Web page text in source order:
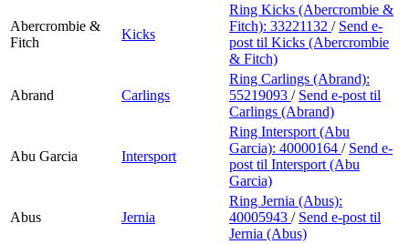
Abercrombie &
Fitch
Kicks
Ring Kicks (Abercrombie &
Fitch): 33221132 / Send e-
post til Kicks (Abercrombie
& Fitch)
Abrand Carlings
Ring Carlings (Abrand):
55219093 / Send e-post til
Carlings (Abrand)
Abu Garcia Intersport
Ring Intersport (Abu
Garcia): 40000164 / Send e-
post til Intersport (Abu
Garcia)
Abus Jernia
Ring Jernia (Abus):
40005943 / Send e-post til
Jernia (Abus)